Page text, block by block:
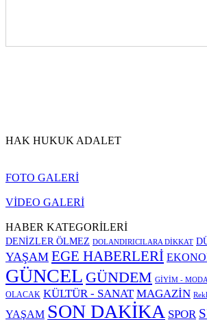
HAK HUKUK ADALET
FOTO GALERİ
VİDEO GALERİ
HABER KATEGORİLERİ
DENİZLER ÖLMEZ DOLANDIRICILARA DİKKAT
YAŞAM EGE HABERLERİ
GÜNCEL GÜNDEM GİYİM -
OLACAK KÜLTÜR - SANAT MAGAZİN
YAŞAM SON DAKİKA SPOR